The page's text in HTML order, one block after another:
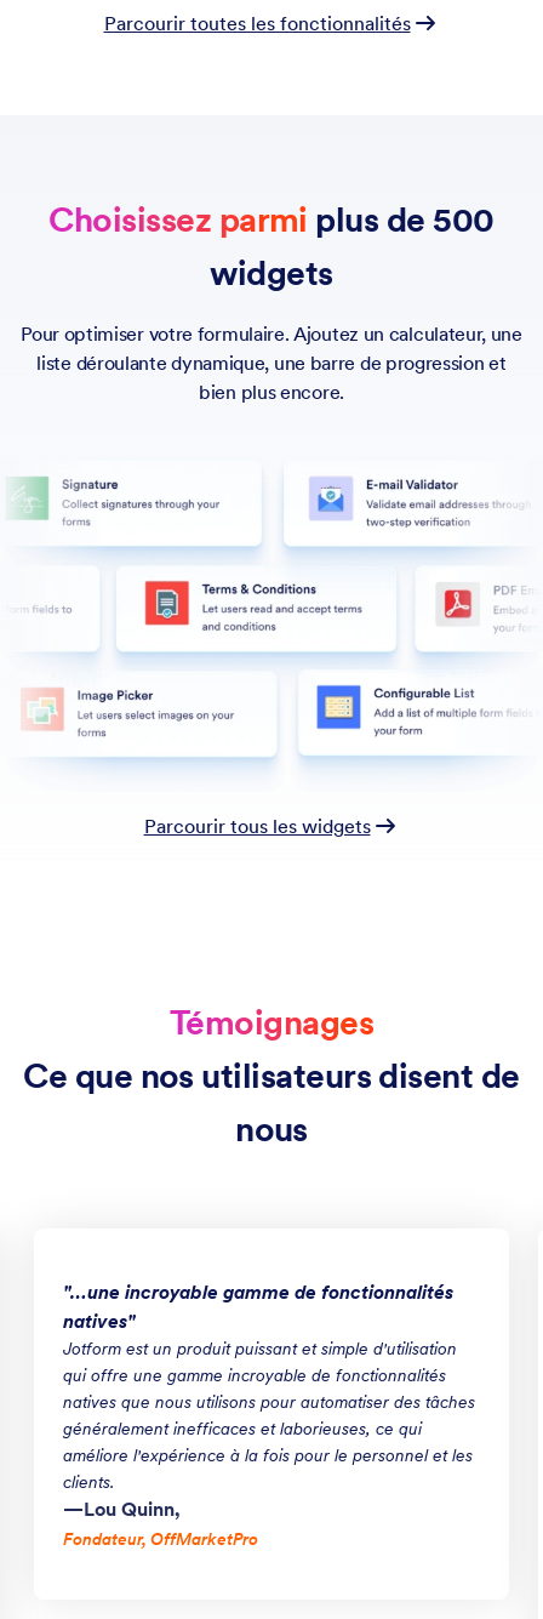
Parcourir toutes les fonctionnalités
Choisissez parmi plus de 500
widgets
Pour optimiser votre formulaire. Ajoutez un calculateur, une
liste déroulante dynamique, une barre de progression et
bien plus encore.
Parcourir tous les widgets
Témoignages
Ce que nos utilisateurs disent de
nous
"…une incroyable gamme de fonctionnalités
natives"
Jotform est un produit puissant et simple d'utilisation
qui offre une gamme incroyable de fonctionnalités
natives que nous utilisons pour automatiser des tâches
généralement inefficaces et laborieuses, ce qui
améliore l'expérience à la fois pour le personnel et les
clients.
—Lou Quinn,
Fondateur, OffMarketPro